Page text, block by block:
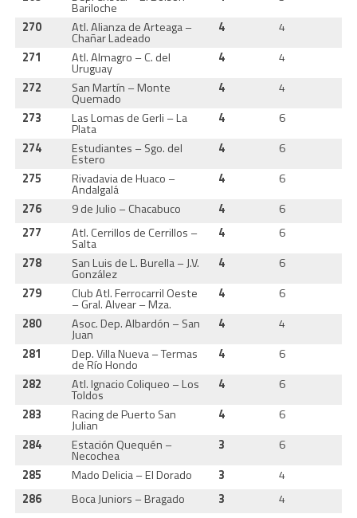
Bariloche
270
Atl. Alianza de Arteaga –
Chañar Ladeado
4 4
271
Atl. Almagro – C. del
Uruguay
4 4
272
San Martín – Monte
Quemado
4 4
273
Las Lomas de Gerli – La
Plata
4 6
274
Estudiantes – Sgo. del
Estero
4 6
275
Rivadavia de Huaco –
Andalgalá
4 6
276
9 de Julio – Chacabuco 4 6
277
Atl. Cerrillos de Cerrillos –
Salta
4 6
278
San Luis de L. Burella – J.V.
González
4 6
279
Club Atl. Ferrocarril Oeste
– Gral. Alvear – Mza.
4 6
280
Asoc. Dep. Albardón – San
Juan
4 4
281
Dep. Villa Nueva – Termas
de Río Hondo
4 6
282
Atl. Ignacio Coliqueo – Los
Toldos
4 6
283
Racing de Puerto San
Julian
4 6
284
Estación Quequén –
Necochea
3 6
285
Mado Delicia – El Dorado 3 4
286
Boca Juniors – Bragado 3 4